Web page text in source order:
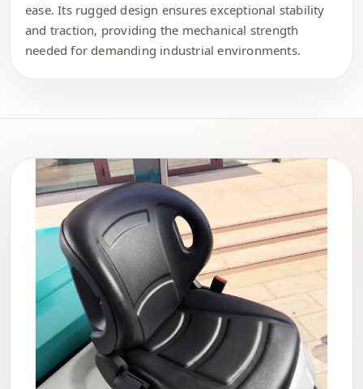
ease. Its rugged design ensures exceptional stability
and traction, providing the mechanical strength
needed for demanding industrial environments.